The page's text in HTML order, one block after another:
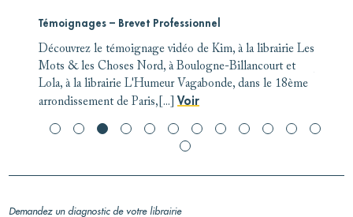
Témoignages – Brevet Professionnel
Découvrez le témoignage vidéo de Kim, à la librairie Les
Mots & les Choses Nord, à Boulogne-Billancourt et
Lola, à la librairie L'Humeur Vagabonde, dans le 18ème
arrondissement de Paris,[...] Voir
Demandez un diagnostic de votre librairie